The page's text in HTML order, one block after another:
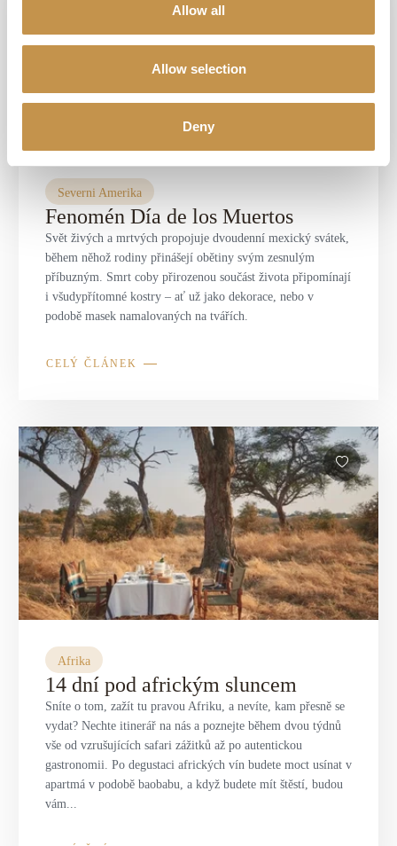
Allow all
Allow selection
Deny
Severni Amerika
Fenomén Día de los Muertos
Svět živých a mrtvých propojuje dvoudenní mexický svátek,
během něhož rodiny přinášejí obětiny svým zesnulým
příbuzným. Smrt coby přirozenou součást života připomínají
i všudypřítomné kostry – ať už jako dekorace, nebo v
podobě masek namalovaných na tvářích.
CELÝ ČLÁNEK
Afrika
14 dní pod africkým sluncem
Sníte o tom, zažít tu pravou Afriku, a nevíte, kam přesně se
vydat? Nechte itinerář na nás a poznejte během dvou týdnů
vše od vzrušujících safari zážitků až po autentickou
gastronomii. Po degustaci afrických vín budete moct usínat v
apartmá v podobě baobabu, a když budete mít štěstí, budou
vám...